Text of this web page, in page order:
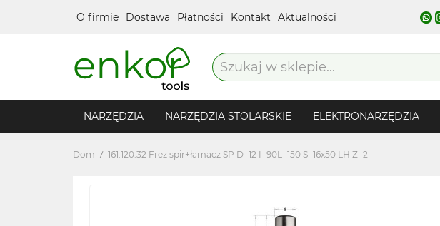
O firmie Dostawa Płatności Kontakt Aktualności
NARZĘDZIA NARZĘDZIA STOLARSKIE ELEKTRONARZĘDZIA
Dom 161.120.32 Frez spir+łamacz SP D=12 I=90L=150 S=16x50 LH Z=2